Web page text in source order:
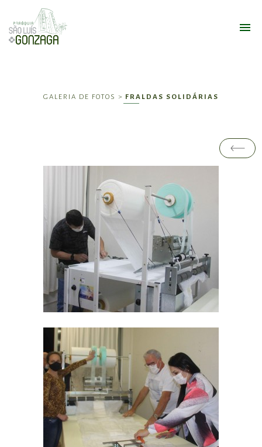
GALERIA DE FOTOS > FRALDAS SOLIDÁRIAS